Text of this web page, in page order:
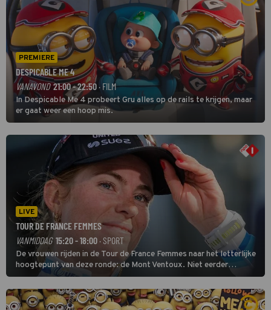
PREMIERE
DESPICABLE ME 4
VANAVOND 21:00 - 22:50 · FILM
In Despicable Me 4 probeert Gru alles op de rails te krijgen, maar
er gaat weer een hoop mis.
LIVE
TOUR DE FRANCE FEMMES
VANMIDDAG 15:20 - 18:00 · SPORT
De vrouwen rijden in de Tour de France Femmes naar het letterlijke
hoogtepunt van deze ronde: de Mont Ventoux. Niet eerder
finishten de vrouwen voor deze koers op deze kale col uit de
buitencategorie. De aanloop naar de slotklim is vlak.